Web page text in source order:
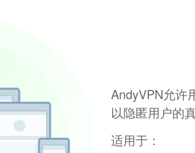
AndyVPN允许
以隐匿用户的
适用于：